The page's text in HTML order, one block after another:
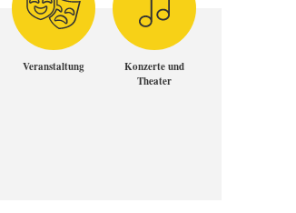
Veranstaltung
Konzerte und
Theater